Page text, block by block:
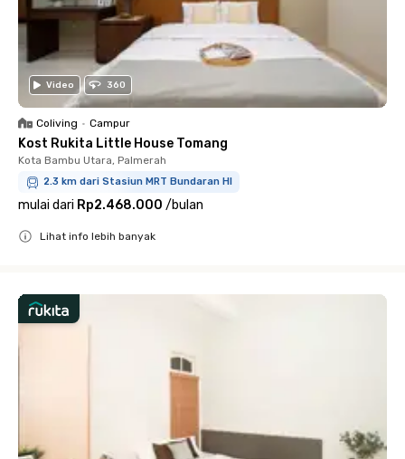
Video 360
Coliving • Campur
Kost Rukita Little House Tomang
Kota Bambu Utara, Palmerah
2.3 km dari Stasiun MRT Bundaran HI
mulai dari Rp2.468.000 /bulan
Lihat info lebih banyak